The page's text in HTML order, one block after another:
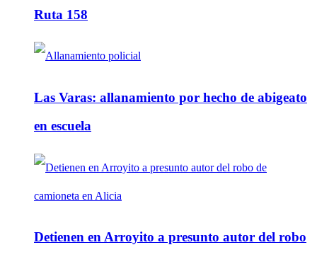
Ruta 158
Las Varas: allanamiento por hecho de abigeato
en escuela
Detienen en Arroyito a presunto autor del robo